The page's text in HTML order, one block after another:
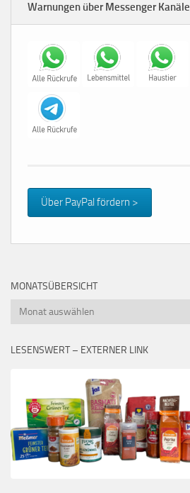
Warnungen über Messenger Kanäle
Über PayPal fördern >
MONATSÜBERSICHT
Monatsübersicht
LESENSWERT – EXTERNER LINK